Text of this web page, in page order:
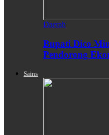
Daerah
Bupati Dico
Pendorong
Sains